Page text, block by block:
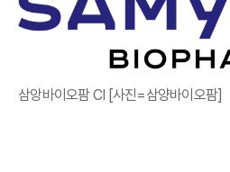
삼앙바이오팜 CI [사진=삼양바이오팜]